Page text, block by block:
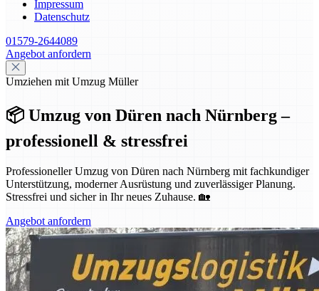
Impressum
Datenschutz
01579-2644089
Angebot anfordern
Umziehen mit Umzug Müller
📦 Umzug von Düren nach Nürnberg –
professionell & stressfrei
Professioneller Umzug von Düren nach Nürnberg mit fachkundiger
Unterstützung, moderner Ausrüstung und zuverlässiger Planung.
Stressfrei und sicher in Ihr neues Zuhause. 🏡
Angebot anfordern